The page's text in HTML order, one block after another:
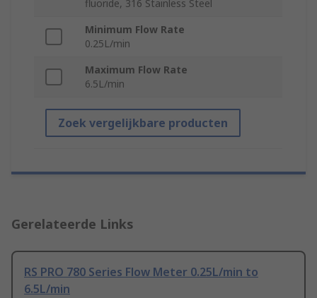
fluoride, 316 Stainless Steel
Minimum Flow Rate
0.25L/min
Maximum Flow Rate
6.5L/min
Zoek vergelijkbare producten
Gerelateerde Links
RS PRO 780 Series Flow Meter 0.25L/min to
6.5L/min